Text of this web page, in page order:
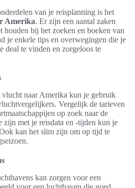
van je reisplanning is het
Amerika. Er zijn een aantal zaken
houden bij het zoeken en boeken van
je enkele tips en overwegingen die je
deal te vinden en zorgeloos te
vlucht naar Amerika kun je gebruik
Vergelijk de tarieven
op zoek naar de
zijn met je reisdata en -tijden kun je
kan het slim zijn om op tijd te
kan zorgen voor een